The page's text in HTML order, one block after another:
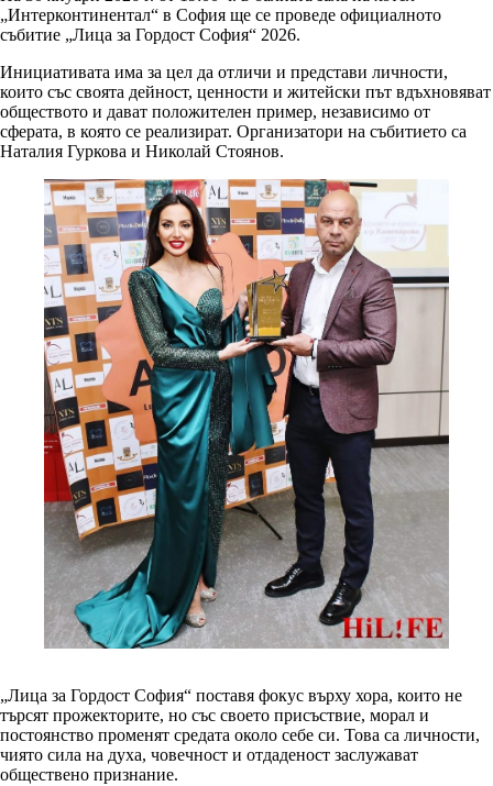
„Интерконтинентал“ в София ще се проведе официалното
събитие „Лица за Гордост София“ 2026.
Инициативата има за цел да отличи и представи личности,
които със своята дейност, ценности и житейски път вдъхновяват
обществото и дават положителен пример, независимо от
сферата, в която се реализират. Организатори на събитието са
Наталия Гуркова и Николай Стоянов.
„Лица за Гордост София“ поставя фокус върху хора, които не
търсят прожекторите, но със своето присъствие, морал и
постоянство променят средата около себе си. Това са личности,
чиято сила на духа, човечност и отдаденост заслужават
обществено признание.